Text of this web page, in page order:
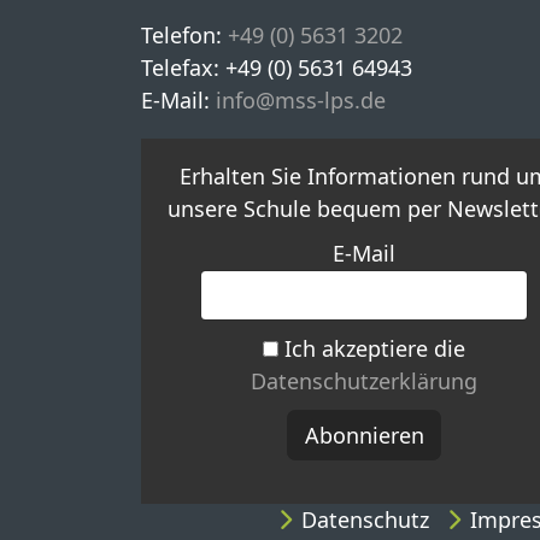
Telefon: +49 (0) 5631 3202
Telefax: +49 (0) 5631 64943
E-Mail: info@mss-lps.de
Erhalten Sie Informationen rund
unsere Schule bequem per
E-Mail
Ich akzeptiere die
Datenschutzerklärung
Datenschutz